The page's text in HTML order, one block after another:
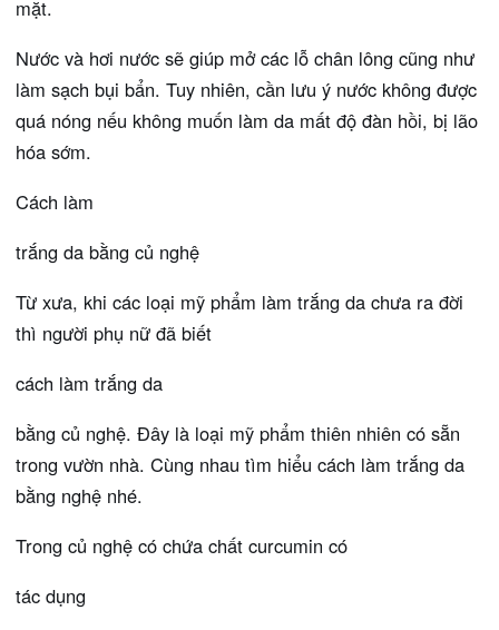
mặt.
Nước và hơi nước sẽ giúp mở các lỗ chân lông cũng như
làm sạch bụi bẩn. Tuy nhiên, cần lưu ý nước không được
quá nóng nếu không muốn làm da mất độ đàn hồi, bị lão
hóa sớm.
Cách làm
trắng da bằng củ nghệ
Từ xưa, khi các loại mỹ phẩm làm trắng da chưa ra đời
thì người phụ nữ đã biết
cách làm trắng da
bằng củ nghệ. Đây là loại mỹ phẩm thiên nhiên có sẵn
trong vườn nhà. Cùng nhau tìm hiểu cách làm trắng da
bằng nghệ nhé.
Trong củ nghệ có chứa chất curcumin có
tác dụng